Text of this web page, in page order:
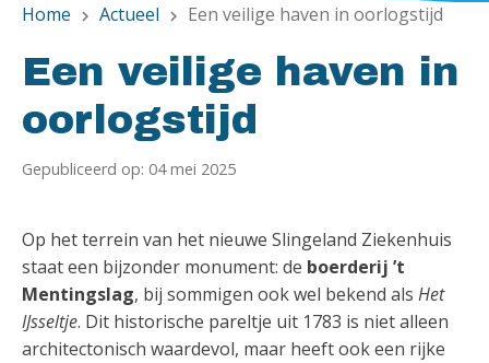
Home chevron_right Actueel chevron_right Een veilige haven in oorlogstijd
Een veilige haven in
oorlogstijd
Gepubliceerd op: 04 mei 2025
Op het terrein van het nieuwe Slingeland Ziekenhuis
staat een bijzonder monument: de boerderij ’t
Mentingslag, bij sommigen ook wel bekend als Het
IJsseltje. Dit historische pareltje uit 1783 is niet alleen
architectonisch waardevol, maar heeft ook een rijke